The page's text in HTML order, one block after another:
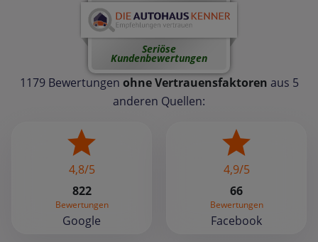
Seriöse
Kundenbewertungen
1179 Bewertungen ohne Vertrauensfaktoren aus 5
anderen Quellen:
4,8/5
822
Bewertungen
Google
4,9/5
66
Bewertungen
Facebook